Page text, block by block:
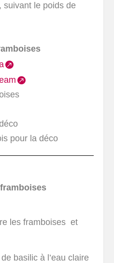
suivant le poids de
pour la déco
les framboises et
basilic à l’eau claire